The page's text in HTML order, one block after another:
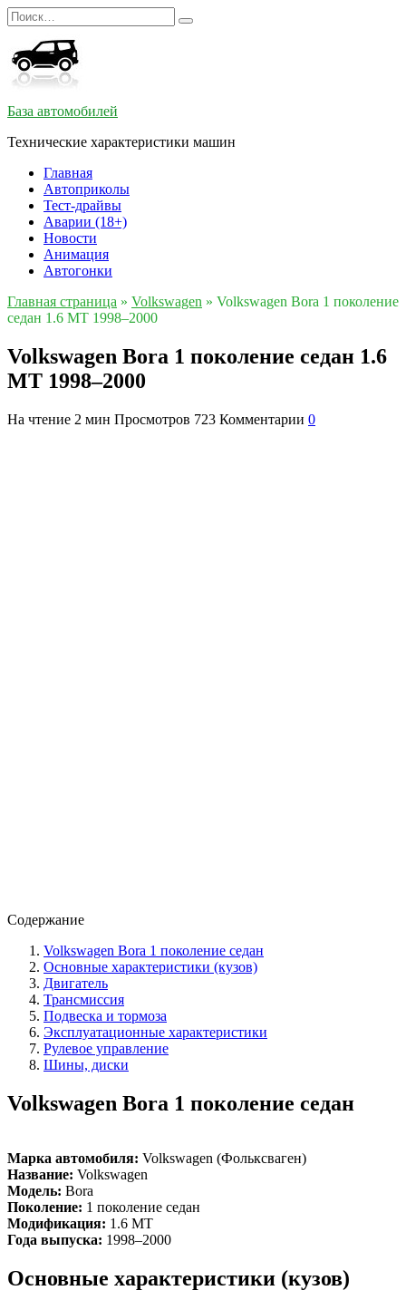
Перейти
к
содержанию
Search
for:
База автомобилей
Технические характеристики машин
Главная
Автоприколы
Тест-драйвы
Аварии (18+)
Новости
Анимация
Автогонки
Главная страница » Volkswagen » Volkswagen Bora 1 поколение
седан 1.6 MT 1998–2000
Volkswagen Bora 1 поколение седан 1.6
MT 1998–2000
На чтение 2 мин Просмотров 723 Комментарии 0
Содержание
Volkswagen Bora 1 поколение седан
Основные характеристики (кузов)
Двигатель
Трансмиссия
Подвеска и тормоза
Эксплуатационные характеристики
Рулевое управление
Шины, диски
Volkswagen Bora 1 поколение седан
Марка автомобиля: Volkswagen (Фольксваген)
Название: Volkswagen
Модель: Bora
Поколение: 1 поколение седан
Модификация: 1.6 MT
Года выпуска: 1998–2000
Основные характеристики (кузов)